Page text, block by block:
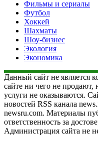
Фильмы и сериалы
Футбол
Хоккей
Шахматы
Шоу-бизнес
Экология
Экономика
Данный сайт не является
сайте ни чего не
услуги не оказываются.
новостей RSS канала
newsru.com. Материалы
ответственность за
Администрация сайта не